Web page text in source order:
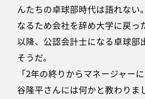
んたちの卓球部時代は語れない
なるため会社を辞め大学に戻っ
以降、公認会計士になる卓球部
そうだ。
「2年の終りからマネージャー
谷隆平さんには何かと教わりま